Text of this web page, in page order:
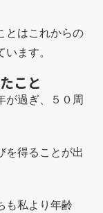
とはこれからの
ます。
こと
が過ぎ、５０周
を得ることが出
も私より年齢